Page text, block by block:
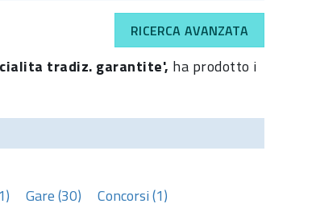
RICERCA AVANZATA
tradiz. garantite', ha prodotto i
Gare (30)
Concorsi (1)